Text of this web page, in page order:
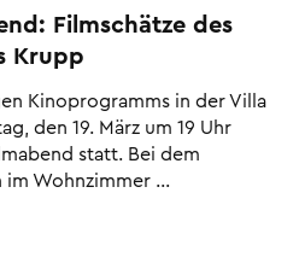
Filmschätze des
Krupp
Kinoprogramms in der Villa
den 19. März um 19 Uhr
statt. Bei dem
Wohnzimmer …